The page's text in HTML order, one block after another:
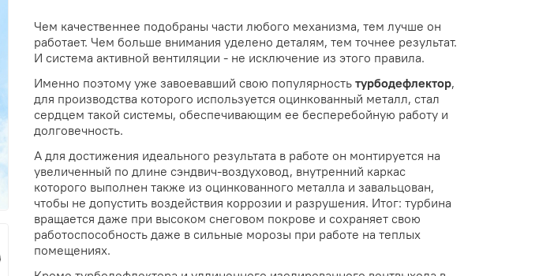
Чем качественнее подобраны части любого механизма, тем лучше он
работает. Чем больше внимания уделено деталям, тем точнее результат.
И система активной вентиляции - не исключение из этого правила.
Именно поэтому уже завоевавший свою популярность турбодефлектор,
для производства которого используется оцинкованный металл, стал
сердцем такой системы, обеспечивающим ее бесперебойную работу и
долговечность.
А для достижения идеального результата в работе он монтируется на
увеличенный по длине сэндвич-воздуховод, внутренний каркас
которого выполнен также из оцинкованного металла и завальцован,
чтобы не допустить воздействия коррозии и разрушения. Итог: турбина
вращается даже при высоком снеговом покрове и сохраняет свою
работоспособность даже в сильные морозы при работе на теплых
помещениях.